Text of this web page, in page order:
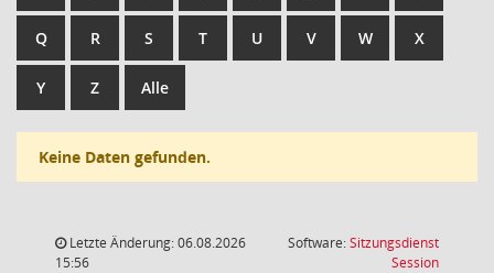
Q R S T U V W X
Y Z Alle
Keine Daten gefunden.
Letzte Änderung: 06.08.2026
15:56
Software:Sitzungsdienst
Session(Wird in